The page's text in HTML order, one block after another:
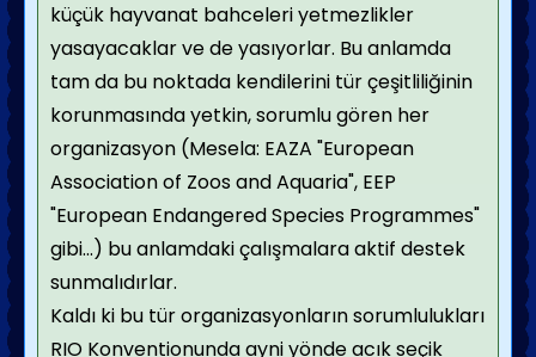
küçük hayvanat bahceleri yetmezlikler
yasayacaklar ve de yasıyorlar. Bu anlamda
tam da bu noktada kendilerini tür çeşitliliğinin
korunmasında yetkin, sorumlu gören her
organizasyon (Mesela: EAZA "European
Association of Zoos and Aquaria", EEP
"European Endangered Species Programmes"
gibi...) bu anlamdaki çalışmalara aktif destek
sunmalıdırlar.
Kaldı ki bu tür organizasyonların sorumlulukları
RIO Konventionunda ayni yönde acık seçik